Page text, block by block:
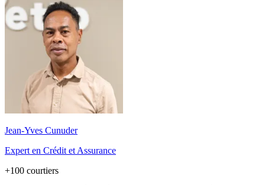
Jean-Yves Cunuder
Expert en Crédit et Assurance
+100 courtiers